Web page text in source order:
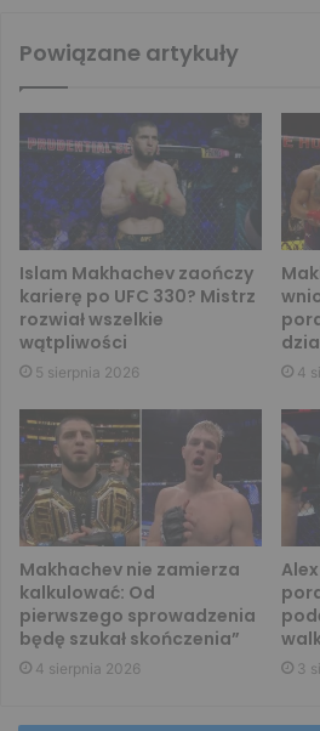
Powiązane artykuły
Islam Makhachev zaończy
karierę po UFC 330? Mistrz
rozwiał wszelkie
wątpliwości
5 sierpnia 2026 4
Makhachev nie zamierza
kalkulować: Od
pierwszego sprowadzenia
będę szukał skończenia”
4 sierpnia 2026 3